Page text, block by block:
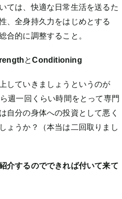
ては、快適な日常生活を送るた
、全身持久力をはじめとする
合的に調整すること。
とConditioning
していきましょうというのが
週一回くらい時間をとって専門
自分の身体への投資として悪く
ょうか？（本当は二回取りまし
介するのでできれば付いて来て